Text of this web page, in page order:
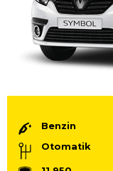
Benzin
Otomatik